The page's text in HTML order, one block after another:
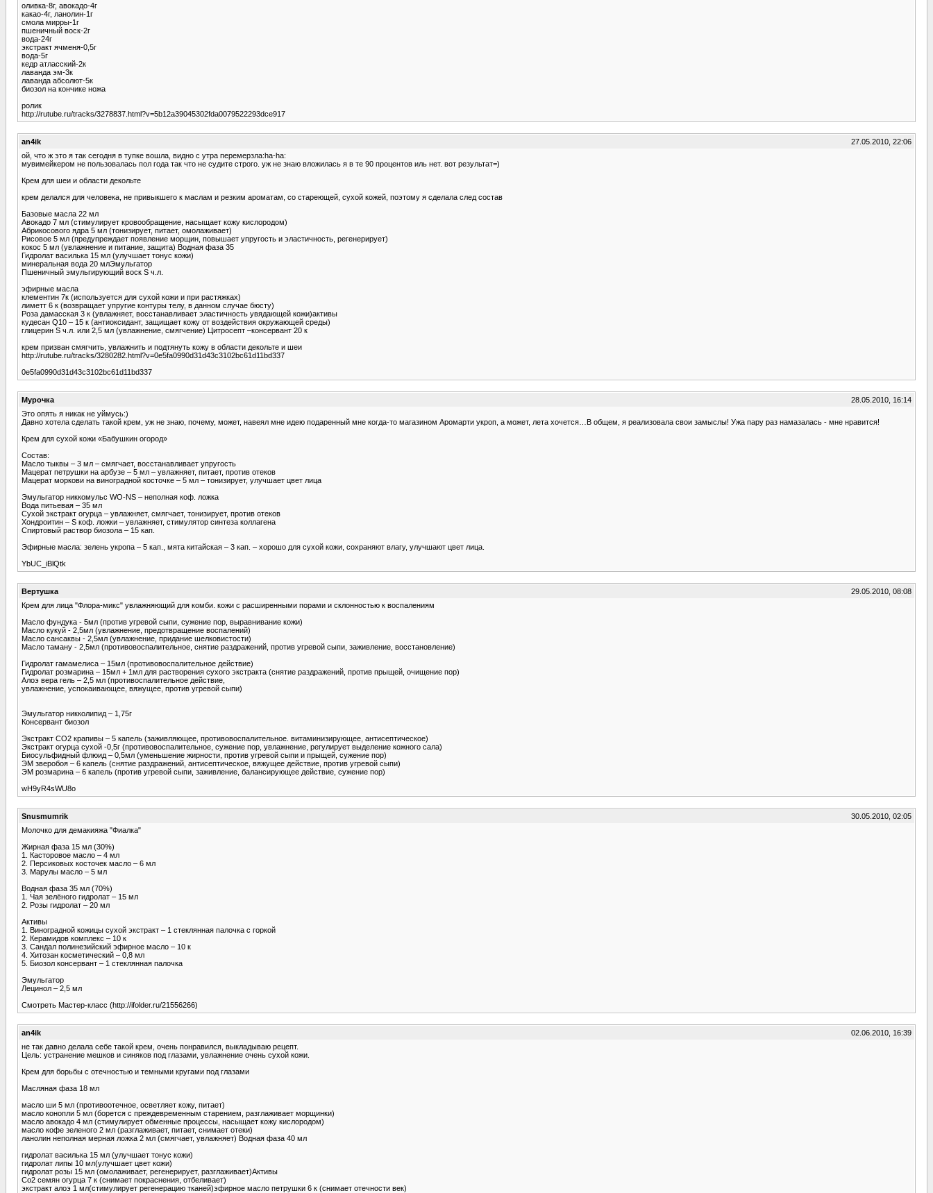
оливка-8г, авокадо-4г
какао-4г, ланолин-1г
смола мирры-1г
пшеничный воск-2г
вода-24г
экстракт ячменя-0,5г
вода-5г
кедр атласский-2к
лаванда эм-3к
лаванда абсолют-5к
биозол на кончике ножа
ролик
http://rutube.ru/tracks/3278837.html?v=5b12a39045302fda0079522293dce917
an4ik
27.05.2010, 22:06
ой, что ж это я так сегодня в тупкe вошла, видно с утра перемерзла:ha-ha:
мувимейкером не пользовалась пол года так что не судите строго. уж не знаю вложилась я в те 90 процентов иль нет. вот результат=)
Крем для шеи и области декольте
крем делался для человека, не привыкшего к маслам и резким ароматам, со стареющей, сухой кожей, поэтому я сделала след состав
Базовые масла 22 мл
Авокадо 7 мл (стимулирует кровообращение, насыщает кожу кислородом)
Абрикосового ядра 5 мл (тонизирует, питает, омолаживает)
Рисовое 5 мл (предупреждает появление морщин, повышает упругость и эластичность, регенерирует)
кокос 5 мл (увлажнение и питание, защита) Водная фаза 35
Гидролат василька 15 мл (улучшает тонус кожи)
минеральная вода 20 млЭмульгатор
Пшеничный эмульгирующий воск Ѕ ч.л.
эфирные масла
клементин 7к (используется для сухой кожи и при растяжках)
лиметт 6 к (возвращает упругие контуры телу, в данном случае бюсту)
Роза дамасская 3 к (увлажняет, восстанавливает эластичность увядающей кожи)активы
кудесан Q10 – 15 к (антиоксидант, защищает кожу от воздействия окружающей среды)
глицерин Ѕ ч.л. или 2,5 мл (увлажнение, смягчение) Цитросепт –консервант 20 к
крем призван смягчить, увлажнить и подтянуть кожу в области декольте и шеи
http://rutube.ru/tracks/3280282.html?v=0e5fa0990d31d43c3102bc61d11bd337
0e5fa0990d31d43c3102bc61d11bd337
Мурочка
28.05.2010, 16:14
Это опять я никак не уймусь:)
Давно хотела сделать такой крем, уж не знаю, почему, может, навеял мне идею подаренный мне когда-то магазином Аромарти укроп, а может, лета хочется…В общем, я реализовала свои замыслы! Ужа пару раз намазалась - мне нравится!
Крем для сухой кожи «Бабушкин огород»
Состав:
Масло тыквы – 3 мл – смягчает, восстанавливает упругость
Мацерат петрушки на арбузе – 5 мл – увлажняет, питает, против отеков
Мацерат моркови на виноградной косточке – 5 мл – тонизирует, улучшает цвет лица
Эмульгатор никкомульс WO-NS – неполная коф. ложка
Вода питьевая – 35 мл
Сухой экстракт огурца – увлажняет, смягчает, тонизирует, против отеков
Хондроитин – Ѕ коф. ложки – увлажняет, стимулятор синтеза коллагена
Спиртовый раствор биозола – 15 кап.
Эфирные масла: зелень укропа – 5 кап., мята китайская – 3 кап. – хорошо для сухой кожи, сохраняют влагу, улучшают цвет лица.
YbUC_iBlQtk
Вертушка
29.05.2010, 08:08
Крем для лица "Флора-микс" увлажняющий для комби. кожи с расширенными порами и склонностью к воспалениям
Масло фундука - 5мл (против угревой сыпи, сужение пор, выравнивание кожи)
Масло кукуй - 2,5мл (увлажнение, предотвращение воспалений)
Масло сансаквы - 2,5мл (увлажнение, придание шелковистости)
Масло таману - 2,5мл (противовоспалительное, снятие раздражений, против угревой сыпи, заживление, восстановление)
Гидролат гамамелиса – 15мл (противовоспалительное действие)
Гидролат розмарина – 15мл + 1мл для растворения сухого экстракта (снятие раздражений, против прыщей, очищение пор)
Алоэ вера гель – 2,5 мл (противоспалительное действие,
увлажнение, успокаивающее, вяжущее, против угревой сыпи)
Эмульгатор никколипид – 1,75г
Консервант биозол
Экстракт СО2 крапивы – 5 капель (заживляющее, противовоспалительное. витаминизирующее, антисептическое)
Экстракт огурца сухой -0,5г (противовоспалительное, сужение пор, увлажнение, регулирует выделение кожного сала)
Биосульфидный флюид – 0,5мл (уменьшение жирности, против угревой сыпи и прыщей, сужение пор)
ЭМ зверобоя – 6 капель (снятие раздражений, антисептическое, вяжущее действие, против угревой сыпи)
ЭМ розмарина – 6 капель (против угревой сыпи, заживление, балансирующее действие, сужение пор)
wH9yR4sWU8o
Snusmumrik
30.05.2010, 02:05
Молочко для демакияжа "Фиалка"
Жирная фаза 15 мл (30%)
1. Касторовое масло – 4 мл
2. Персиковых косточек масло – 6 мл
3. Марулы масло – 5 мл
Водная фаза 35 мл (70%)
1. Чая зелёного гидролат – 15 мл
2. Розы гидролат – 20 мл
Активы
1. Виноградной кожицы сухой экстракт – 1 стеклянная палочка с горкой
2. Керамидов комплекс – 10 к
3. Сандал полинезийский эфирное масло – 10 к
4. Хитозан косметический – 0,8 мл
5. Биозол консервант – 1 стеклянная палочка
Эмульгатор
Лецинол – 2,5 мл
Смотреть Мастер-класс (http://ifolder.ru/21556266)
an4ik
02.06.2010, 16:39
не так давно делала себе такой крем, очень понравился, выкладываю рецепт.
Цель: устранение мешков и синяков под глазами, увлажнение очень сухой кожи.
Крем для борьбы с отечностью и темными кругами под глазами
Масляная фаза 18 мл
масло ши 5 мл (противоотечное, осветляет кожу, питает)
масло конопли 5 мл (борется с преждевременным старением, разглаживает морщинки)
масло авокадо 4 мл (стимулирует обменные процессы, насыщает кожу кислородом)
масло кофе зеленого 2 мл (разглаживает, питает, снимает отеки)
ланолин неполная мерная ложка 2 мл (смягчает, увлажняет) Водная фаза 40 мл
гидролат василька 15 мл (улучшает тонус кожи)
гидролат липы 10 мл(улучшает цвет кожи)
гидролат розы 15 мл (омолаживает, регенерирует, разглаживает)Активы
Со2 семян огурца 7 к (снимает покраснения, отбеливает)
экстракт алоэ 1 мл(стимулирует регенерацию тканей)эфирное масло петрушки 6 к (снимает отечности век)